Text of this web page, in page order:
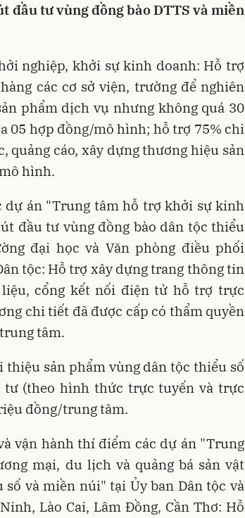
đầu tư vùng đồng bào DTTS và miền
nghiệp, khởi sự kinh doanh: Hỗ trợ
các cơ sở viện, trường để nghiên
phẩm dịch vụ nhưng không quá 30
05 hợp đồng/mô hình; hỗ trợ 75% chi
quảng cáo, xây dựng thương hiệu sản
hình.
án "Trung tâm hỗ trợ khởi sự kinh
đầu tư vùng đồng bào dân tộc thiểu
đại học và Văn phòng điều phối
tộc: Hỗ trợ xây dựng trang thông tin
cổng kết nối điện tử hỗ trợ trực
chi tiết đã được cấp có thẩm quyền
tâm.
thiệu sản phẩm vùng dân tộc thiểu số
(theo hình thức trực tuyến và trực
đồng/trung tâm.
vận hành thí điểm các dự án "Trung
mại, du lịch và quảng bá sản vật
và miền núi" tại Ủy ban Dân tộc và
Lào Cai, Lâm Đồng, Cần Thơ: Hỗ